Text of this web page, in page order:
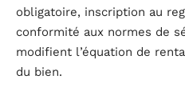
obligatoire, inscription au
conformité aux normes de
modifient l’équation de
du bien.